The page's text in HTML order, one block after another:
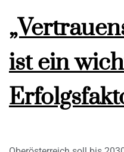
ist ein